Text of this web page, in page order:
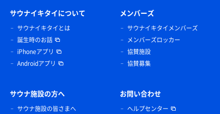
サウナイキタイについて
サウナイキタイとは
誕生時のお話
iPhoneアプリ
Androidアプリ
メンバーズ
サウナイキタイメンバーズ
メンバーズロッカー
協賛施設
協賛募集
サウナ施設の方へ
サウナ施設の皆さまへ
お問い合わせ
ヘルプセンター